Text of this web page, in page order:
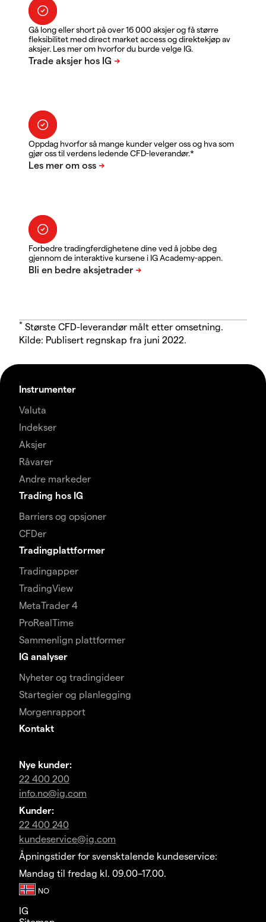
Gå long eller short på over 16 000 aksjer og få større
fleksibilitet med direct market access og direktekjøp av
aksjer. Les mer om hvorfor du burde velge IG.
Oppdag hvorfor så mange kunder velger oss og hva som
gjør oss til verdens ledende CFD-leverandør.*
Forbedre tradingferdighetene dine ved å jobbe deg
gjennom de interaktive kursene i IG Academy-appen.
* Største CFD-leverandør målt etter omsetning.
Kilde: Publisert regnskap fra juni 2022.
Instrumenter
Valuta
Indekser
Aksjer
Råvarer
Andre markeder
Trading hos IG
Barriers og opsjoner
CFDer
Tradingplattformer
Tradingapper
TradingView
MetaTrader 4
ProRealTime
Sammenlign plattformer
IG analyser
Nyheter og tradingideer
Startegier og planlegging
Morgenrapport
Kontakt
Nye kunder:
22 400 200
info.no@ig.com
Kunder:
22 400 240
kundeservice@ig.com
Åpningstider for svensktalende kundeservice:
Mandag til fredag kl. 09.00–17.00.
IG